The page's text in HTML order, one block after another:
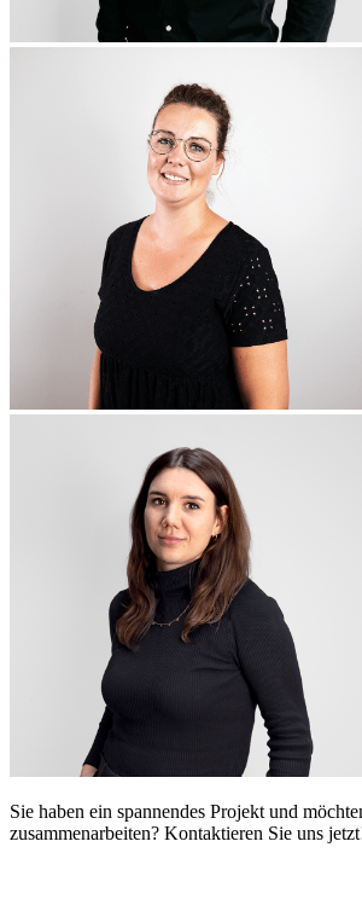
Sie haben ein spannendes Projekt und
zusammenarbeiten? Kontaktieren Sie uns